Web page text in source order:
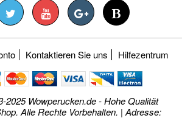
Kontaktieren Sie uns Hilfezentrum
2025 Wowperucken.de - Hohe Qualität
Alle Rechte Vorbehalten. | Adresse: